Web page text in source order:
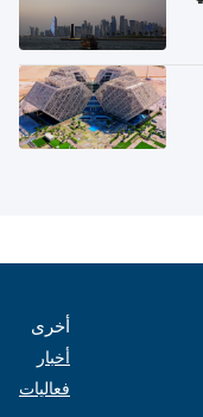
أخرى
أخبار
فعاليات